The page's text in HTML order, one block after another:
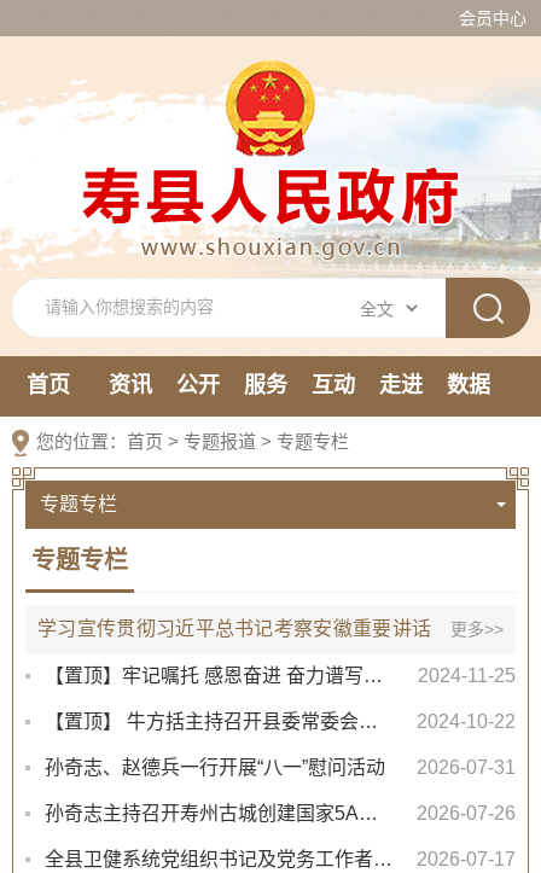
会员中心
首页 资讯 公开 服务 互动 走进
数据
新媒体
您的位置： 首页 > 专题报道 > 专题专栏
专题专栏
专题专栏
学习宣传贯彻习近平总书记考察安徽重要讲话
精神
更多>>
【置顶】牢记嘱托 感恩奋进 奋力谱写中国式现代化安徽篇章专栏 2024-11-25
【置顶】 牛方括主持召开县委常委会扩大会议 传达学习习近平总书记考察安徽重要讲话精神 2024-10-22
孙奇志、赵德兵一行开展“八一”慰问活动 2026-07-31
孙奇志主持召开寿州古城创建国家5A级旅游景区专题调度会 2026-07-26
全县卫健系统党组织书记及党务工作者培训班开班 2026-07-17